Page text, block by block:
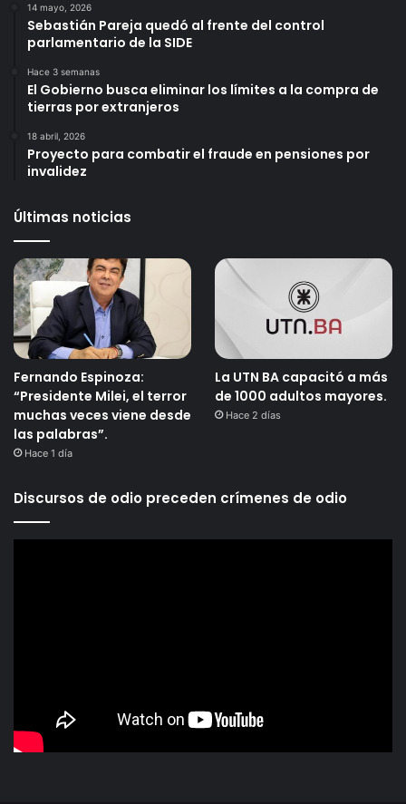
14 mayo, 2026
Sebastián Pareja quedó al frente del control
parlamentario de la SIDE
Hace 3 semanas
El Gobierno busca eliminar los límites a la compra de
tierras por extranjeros
18 abril, 2026
Proyecto para combatir el fraude en pensiones por
invalidez
Últimas noticias
Fernando Espinoza:
“Presidente Milei, el terror
muchas veces viene desde
las palabras”.
Hace 1 día
La UTN BA capacitó a más
de 1000 adultos mayores.
Hace 2 días
Discursos de odio preceden crímenes de odio